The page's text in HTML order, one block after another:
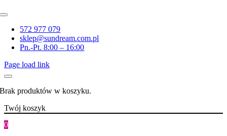
Toggle
Navigation572 977 079
sklep@sundream.com.pl
Pn.-Pt. 8:00 – 16:00
Page load link
Brak produktów w koszyku.
Twój koszyk
0